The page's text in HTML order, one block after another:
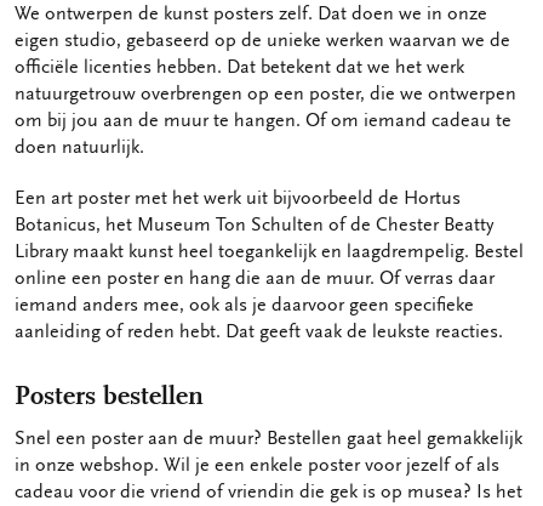
We ontwerpen de kunst posters zelf. Dat doen we in onze
eigen studio, gebaseerd op de unieke werken waarvan we de
officiële licenties hebben. Dat betekent dat we het werk
natuurgetrouw overbrengen op een poster, die we ontwerpen
om bij jou aan de muur te hangen. Of om iemand cadeau te
doen natuurlijk.
Een art poster met het werk uit bijvoorbeeld de Hortus
Botanicus, het Museum Ton Schulten of de Chester Beatty
Library maakt kunst heel toegankelijk en laagdrempelig. Bestel
online een poster en hang die aan de muur. Of verras daar
iemand anders mee, ook als je daarvoor geen specifieke
aanleiding of reden hebt. Dat geeft vaak de leukste reacties.
Posters bestellen
Snel een poster aan de muur? Bestellen gaat heel gemakkelijk
in onze webshop. Wil je een enkele poster voor jezelf of als
cadeau voor die vriend of vriendin die gek is op musea? Is het